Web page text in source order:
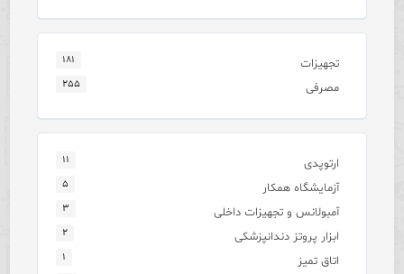
تجهیزات ۱۸۱
مصرفی ۲۵۵
ارتوپدی ۱۱
آزمایشگاه همکار ۵
آمبولانس و تجهیزات داخلی ۳
ابزار پروتز دندانپزشکی ۲
اتاق تمیز ۱